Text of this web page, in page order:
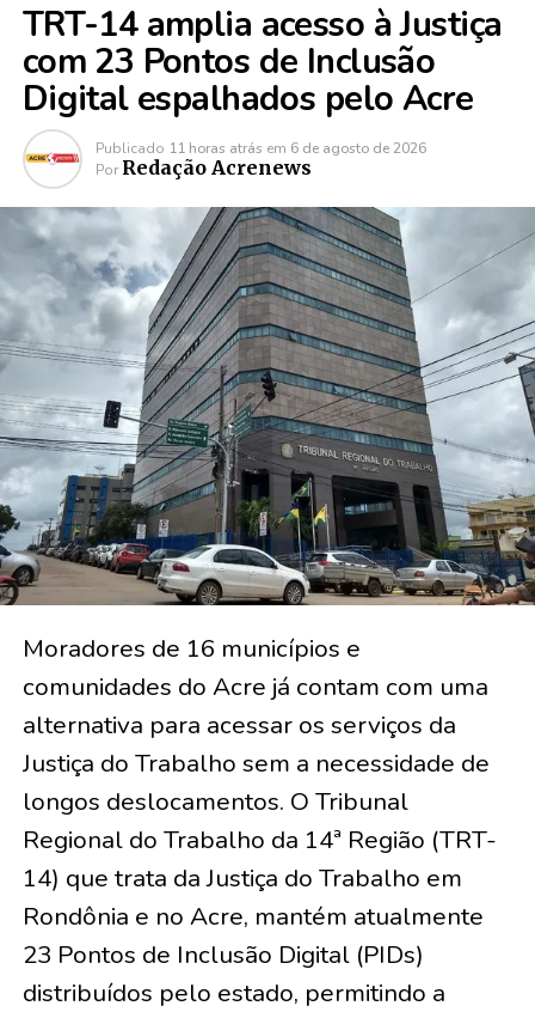
TRT-14 amplia acesso à Justiça
com 23 Pontos de Inclusão
Digital espalhados pelo Acre
Publicado 11 horas atrás em 6 de agosto de 2026
Por Redação Acrenews
Moradores de 16 municípios e
comunidades do Acre já contam com uma
alternativa para acessar os serviços da
Justiça do Trabalho sem a necessidade de
longos deslocamentos. O Tribunal
Regional do Trabalho da 14ª Região (TRT-
14) que trata da Justiça do Trabalho em
Rondônia e no Acre, mantém atualmente
23 Pontos de Inclusão Digital (PIDs)
distribuídos pelo estado, permitindo a